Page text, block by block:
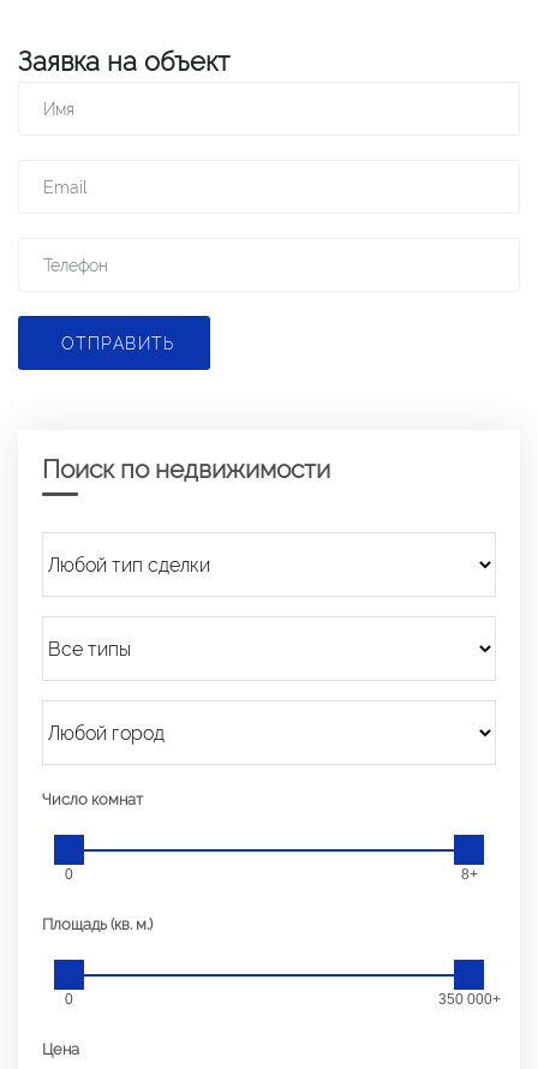
Заявка на объект
ОТПРАВИТЬ
Поиск по недвижимости
Число комнат
0 8+
Площадь (кв. м.)
0 350 000+
Цена